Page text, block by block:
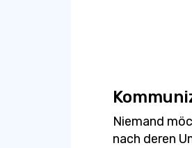
Niemand
nach deren